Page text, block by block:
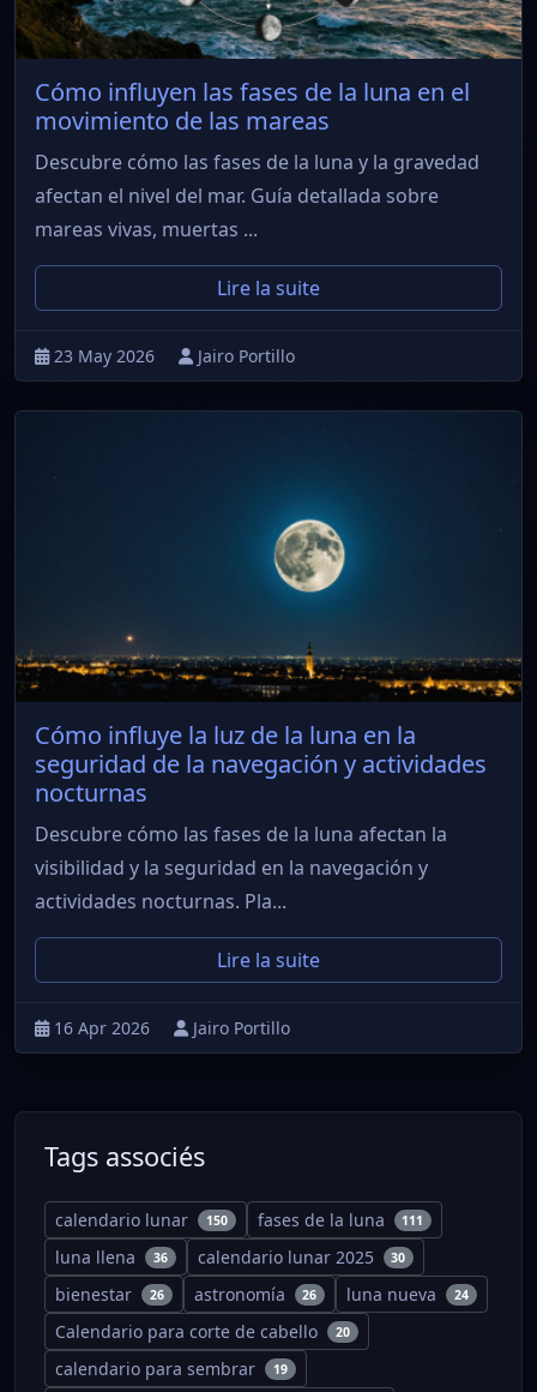
Cómo influyen las fases de la luna en el
movimiento de las mareas
Descubre cómo las fases de la luna y la gravedad
afectan el nivel del mar. Guía detallada sobre
mareas vivas, muertas ...
Lire la suite
23 May 2026 Jairo Portillo
Cómo influye la luz de la luna en la
seguridad de la navegación y actividades
nocturnas
Descubre cómo las fases de la luna afectan la
visibilidad y la seguridad en la navegación y
actividades nocturnas. Pla...
Lire la suite
16 Apr 2026 Jairo Portillo
Tags associés
calendario lunar 150 fases de la luna 111
luna llena 36 calendario lunar 2025 30
bienestar 26 astronomía 26 luna nueva 24
Calendario para corte de cabello 20
calendario para sembrar 19